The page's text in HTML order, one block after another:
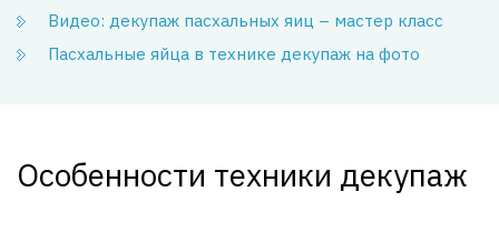
Видео: декупаж пасхальных яиц – мастер класс
Пасхальные яйца в технике декупаж на фото
Особенности техники декупаж